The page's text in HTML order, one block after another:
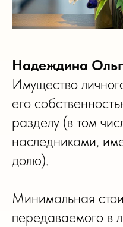
Надеждина
Имущество
его
разделу (в том
наследниками,
долю).
Минимальная
передаваемого в